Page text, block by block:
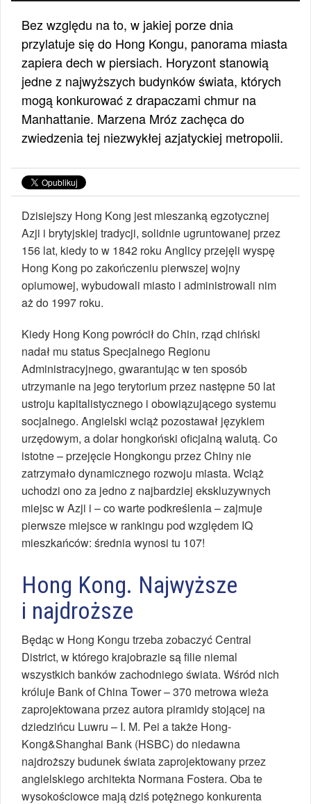
Bez względu na to, w jakiej porze dnia
przylatuje się do Hong Kongu, panorama miasta
zapiera dech w piersiach. Horyzont stanowią
jedne z najwyższych budynków świata, których
mogą konkurować z drapaczami chmur na
Manhattanie. Marzena Mróz zachęca do
zwiedzenia tej niezwykłej azjatyckiej metropolii.
Dzisiejszy Hong Kong jest mieszanką egzotycznej
Azji i brytyjskiej tradycji, solidnie ugruntowanej przez
156 lat, kiedy to w 1842 roku Anglicy przejęli wyspę
Hong Kong po zakończeniu pierwszej wojny
opiumowej, wybudowali miasto i administrowali nim
aż do 1997 roku.
Kiedy Hong Kong powrócił do Chin, rząd chiński
nadał mu status Specjalnego Regionu
Administracyjnego, gwarantując w ten sposób
utrzymanie na jego terytorium przez następne 50 lat
ustroju kapitalistycznego i obowiązującego systemu
socjalnego. Angielski wciąż pozostawał językiem
urzędowym, a dolar hongkoński oficjalną walutą. Co
istotne – przejęcie Hongkongu przez Chiny nie
zatrzymało dynamicznego rozwoju miasta. Wciąż
uchodzi ono za jedno z najbardziej ekskluzywnych
miejsc w Azji i – co warte podkreślenia – zajmuje
pierwsze miejsce w rankingu pod względem IQ
mieszkańców: średnia wynosi tu 107!
Hong Kong. Najwyższe
i najdroższe
Będąc w Hong Kongu trzeba zobaczyć Central
District, w którego krajobrazie są filie niemal
wszystkich banków zachodniego świata. Wśród nich
króluje Bank of China Tower – 370 metrowa wieża
zaprojektowana przez autora piramidy stojącej na
dziedzińcu Luwru – I. M. Pei a także Hong-
Kong&Shanghai Bank (HSBC) do niedawna
najdroższy budunek świata zaprojektowany przez
angielskiego architekta Normana Fostera. Oba te
wysokościowce mają dziś potężnego konkurenta